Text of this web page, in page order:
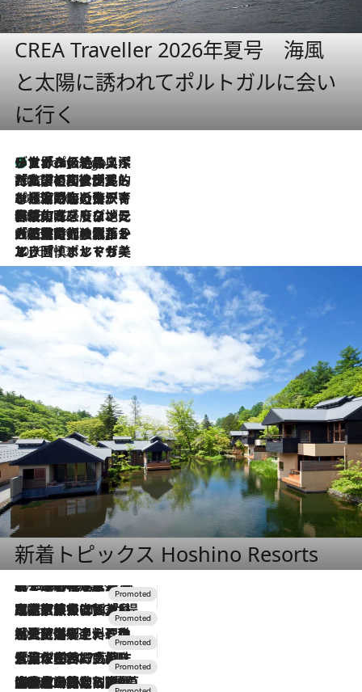
CREA Traveller 2026年夏号 海風
と太陽に誘われてポルトガルに会い
に行く
9 Hours Ago
リスボンの絶品スイーツ「パステル・デ・ナタ」とは？ポルトガル伝統の奥深い世界へ
2026.7.27
「私の祖国はポルトガル語です」国民的詩人フェルナンド・ペソアと、彼が愛した文学の街を歩く
2026.7.26
ポルトガル近海が育む極上の海の幸。キリリと冷えた白ワインと愉しむ、シーフード専門店の贅沢
2026.7.22
伝統の味をモダンに昇華。高感度な地元客が集う、リスボンの最旬ガストロノミー
2026.7.21
大航海時代の栄華から、震災、独裁、そして革命へ。ポルトガル・首都リスボンの石畳に刻まれた「歴史の光と影」
2026.7.13
エッセイ・ヤマザキマリ「慎ましくも美しき国 ポルトガル」
新着トピックス Hoshino Resorts
2026.8.7
【トンボの足水浴】ヒノキの香りに包まれて涼感マックス！約13℃の湧水かけ流しを避暑地「星野温泉 トンボの湯」で体験
2026.7.31
【ホテル帰省】という選択肢をOMOが提案。家族とほどよい距離を保つには「昼は実家、夜は気兼ねなくホテルで！」
2026.7.24
【夏限定ディナーコース】旬を迎える稚鮎や花ズッキーニなどをイタリア・トスカーナの郷土料理の手法で満喫！
2026.7.17
「土佐和ハーブかき氷」がOMO7高知に登場！生姜、山椒、大葉など目にも舌にも涼を呼ぶ郷土の味
2026.7.10
NEW OPEN！【界 草津】名湯の地に誕生。趣の異なる2種の温泉と上州ならではの会席・蕎麦割烹など美食を味わう究極の癒やし旅